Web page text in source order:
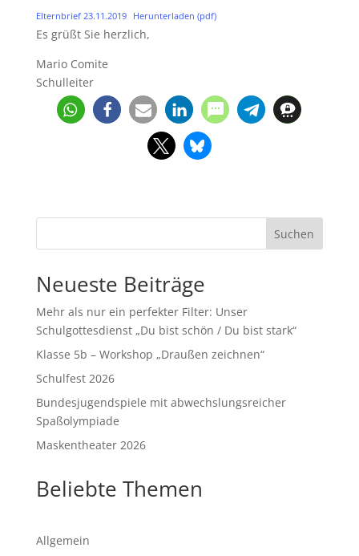
Elternbrief 23.11.2019 Herunterladen (pdf)
Es grüßt Sie herzlich,
Mario Comite
Schulleiter
Suchen
Neueste Beiträge
Mehr als nur ein perfekter Filter: Unser
Schulgottesdienst „Du bist schön / Du bist stark“
Klasse 5b – Workshop „Draußen zeichnen“
Schulfest 2026
Bundesjugendspiele mit abwechslungsreicher
Spaßolympiade
Maskentheater 2026
Beliebte Themen
Allgemein